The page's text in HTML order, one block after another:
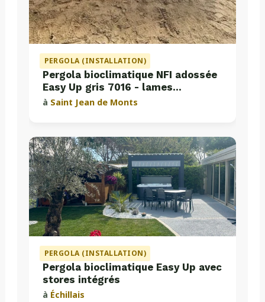
PERGOLA (INSTALLATION)
Pergola bioclimatique NFI adossée
Easy Up gris 7016 - lames
perpendiculaires
à Saint Jean de Monts
PERGOLA (INSTALLATION)
Pergola bioclimatique Easy Up avec
stores intégrés
à Échillais